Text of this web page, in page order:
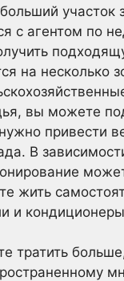
с агентом по
на несколько
вы можете
привести
В
жить
и
тратить